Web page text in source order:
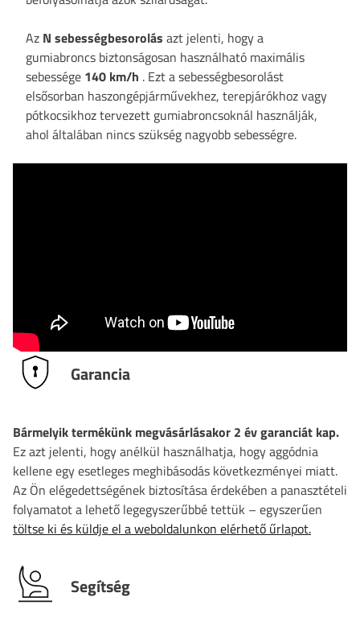
Az N sebességbesorolás azt jelenti, hogy a
gumiabroncs biztonságosan használható maximális
sebessége 140 km/h . Ezt a sebességbesorolást
elsősorban haszongépjárművekhez, terepjárókhoz vagy
pótkocsikhoz tervezett gumiabroncsoknál használják,
ahol általában nincs szükség nagyobb sebességre.
Garancia
Bármelyik termékünk megvásárlásakor 2 év garanciát kap.
Ez azt jelenti, hogy anélkül használhatja, hogy aggódnia
kellene egy esetleges meghibásodás következményei miatt.
Az Ön elégedettségének biztosítása érdekében a panasztételi
folyamatot a lehető legegyszerűbbé tettük – egyszerűen
töltse ki és küldje el a weboldalunkon elérhető űrlapot.
Segítség